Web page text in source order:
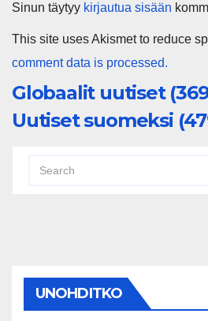
Sinun täytyy kirjautua sisään
This site uses Akismet to reduce
comment data is processed.
Globaalit uutiset
Uutiset suomeksi
UNOHDITKO